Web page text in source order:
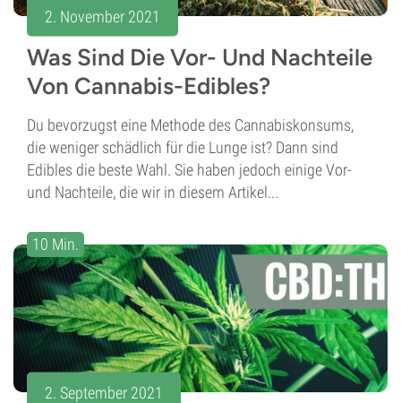
2. November 2021
Was Sind Die Vor- Und Nachteile
Von Cannabis-Edibles?
Du bevorzugst eine Methode des Cannabiskonsums,
die weniger schädlich für die Lunge ist? Dann sind
Edibles die beste Wahl. Sie haben jedoch einige Vor-
und Nachteile, die wir in diesem Artikel...
10 Min.
2. September 2021